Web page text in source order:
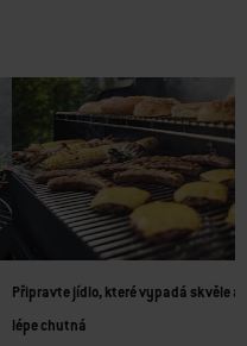
Připravte jídlo, které vypadá skvěle a
lépe chutná